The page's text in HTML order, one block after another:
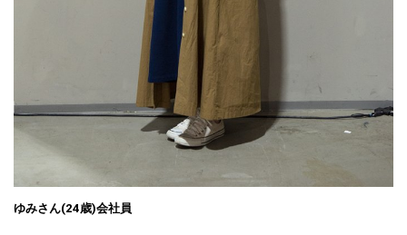
ゆみさん(24歳)会社員